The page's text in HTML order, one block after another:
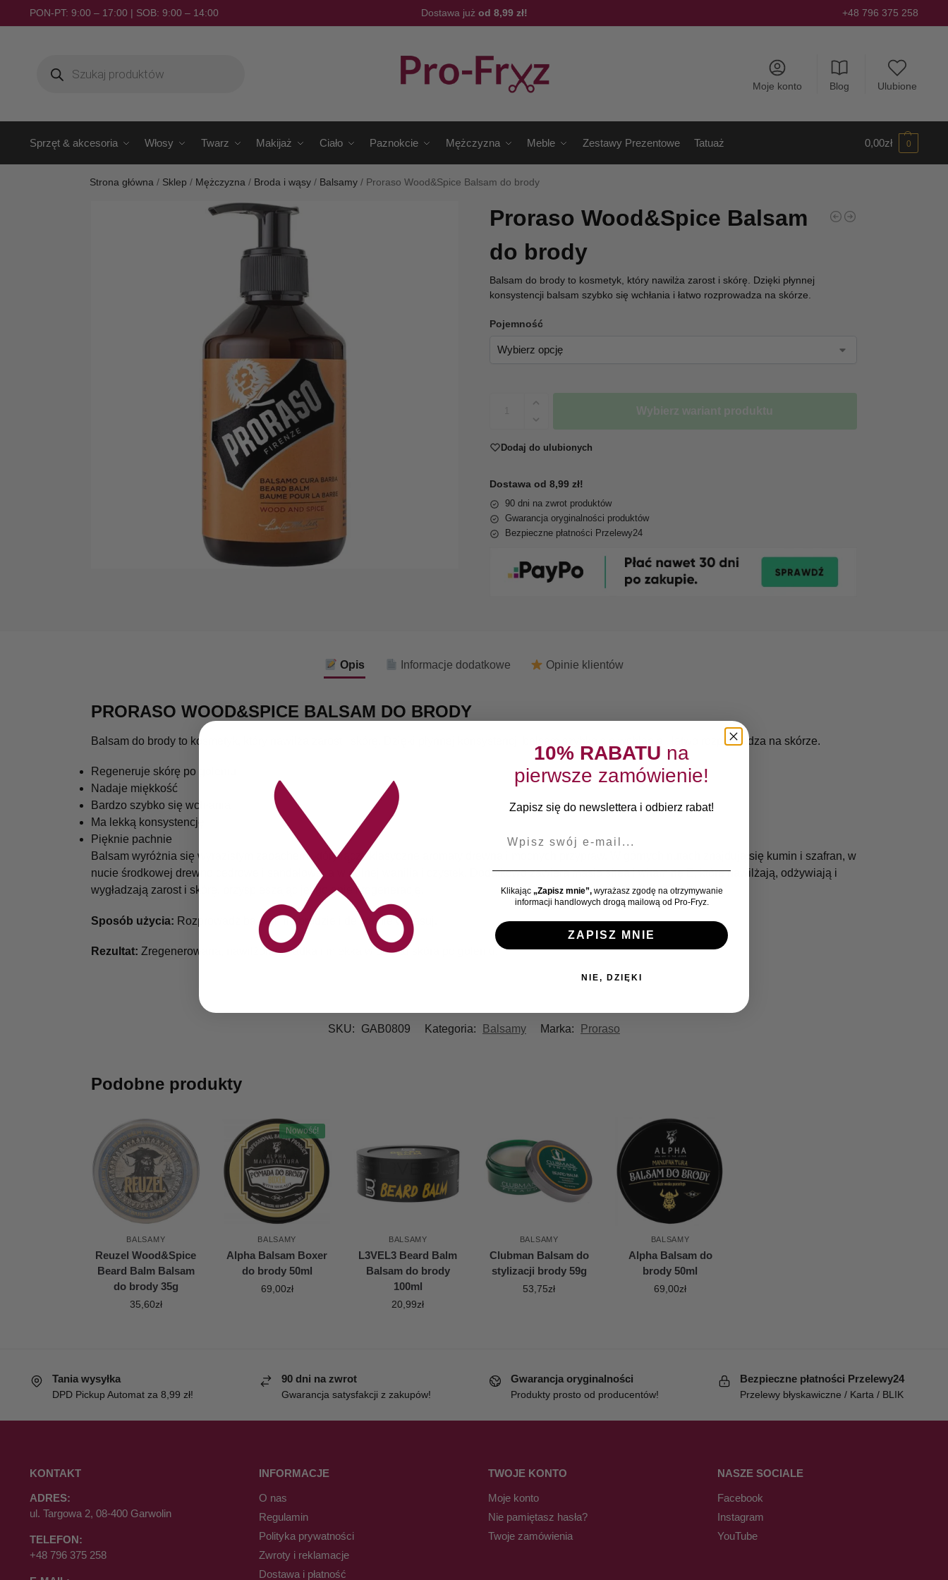
PON-PT: 9:00 – 17:00 | SOB: 9:00 – 14:00 Dostawa już od 8,99 zł! +48 796 375 258
Moje konto Blog Ulubione
Sprzęt & akcesoria Włosy Twarz Makijaż Ciało Paznokcie Mężczyzna Meble Zestawy Prezentowe Tatuaż 0,00zł 0
Strona główna / Sklep / Mężczyzna / Broda i wąsy / Balsamy / Proraso Wood&Spice Balsam do brody
Proraso Wood&Spice Balsam
do brody
Balsam do brody to kosmetyk, który nawilża zarost i skórę. Dzięki płynnej
konsystencji balsam szybko się wchłania i łatwo rozprowadza na skórze.
Pojemność
Wybierz wariant produktu
Dodaj do ulubionych
Dostawa od 8,99 zł!
90 dni na zwrot produktów
Gwarancja oryginalności produktów
Bezpieczne płatności Przelewy24
Opis Informacje dodatkowe Opinie klientów
PRORASO WOOD&SPICE BALSAM DO BRODY
Balsam do brody to kosmetyk, który nawilża zarost i skórę. Dzięki płynnej konsystencji balsam szybko się wchłania i łatwo rozprowadza na skórze.
Regeneruje skórę po goleniu
Nadaje miękkość
Bardzo szybko się wchłania
Ma lekką konsystencję
Pięknie pachnie
Balsam wyróżnia się wyrazistym zapachem, który łączy klasyczne aromaty drewna i mocnych przypraw. W górnych nutach znajdują się kumin i szafran, w
nucie środkowej drewno cedrowe i sandałowe, a w dolnej wanilia i czystek. Dodatkowo zawiera masło shea i witaminę E, które nawilżają, odżywiają i
wygładzają zarost i skórę, przyspieszając jej gojenie i regenerację.
Sposób użycia: Rozprowadź balsam na brodzie i delikatnie wmasuj.
Rezultat: Zregenerowana, nawilżona, gładka i miękka w dotyku skóra po goleniu.
SKU: GAB0809 Kategoria: Balsamy Marka: Proraso
Podobne produkty
BALSAMY
Reuzel Wood&Spice
Beard Balm Balsam
do brody 35g
35,60zł
Nowość!
BALSAMY
Alpha Balsam Boxer
do brody 50ml
69,00zł
BALSAMY
L3VEL3 Beard Balm
Balsam do brody
100ml
20,99zł
BALSAMY
Clubman Balsam do
stylizacji brody 59g
53,75zł
BALSAMY
Alpha Balsam do
brody 50ml
69,00zł
Tania wysyłka
DPD Pickup Automat za 8,99 zł!
90 dni na zwrot
Gwarancja satysfakcji z zakupów!
Gwarancja oryginalności
Produkty prosto od producentów!
Bezpieczne płatności Przelewy24
Przelewy błyskawiczne / Karta / BLIK
KONTAKT
ADRES:
ul. Targowa 2, 08-400 Garwolin
TELEFON:
+48 796 375 258
INFORMACJE
O nas
Regulamin
Polityka prywatności
Zwroty i reklamacje
Dostawa i płatność
TWOJE KONTO
Moje konto
Nie pamiętasz hasła?
Twoje zamówienia
NASZE SOCIALE
Facebook
Instagram
YouTube
10% RABATU na
pierwsze zamówienie!
Zapisz się do newslettera i odbierz rabat!
Klikając „Zapisz mnie”,wyrażasz zgodę na otrzymywanie
informacji handlowych drogą mailową od Pro-Fryz.
ZAPISZ MNIE
NIE, DZIĘKI